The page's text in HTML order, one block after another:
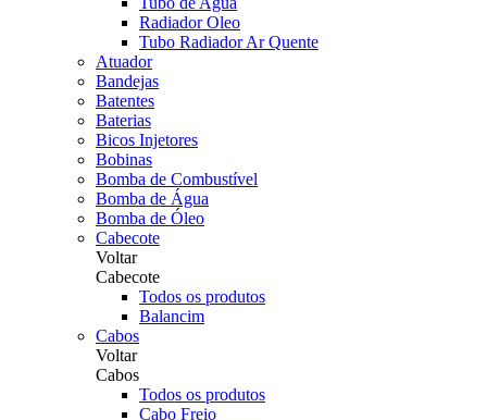
Radiador Oleo
Tubo Radiador Ar Quente
Atuador
Bandejas
Batentes
Baterias
Bicos Injetores
Bobinas
Bomba de Combustível
Bomba de Água
Bomba de Óleo
Cabecote
Voltar
Cabecote
Todos os produtos
Balancim
Cabos
Voltar
Cabos
Todos os produtos
Cabo Freio